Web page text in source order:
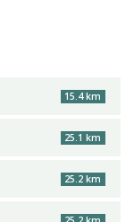
15.4 km
25.1 km
25.2 km